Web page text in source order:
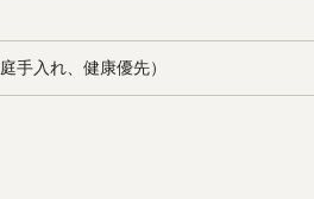
手入れ、健康優先）